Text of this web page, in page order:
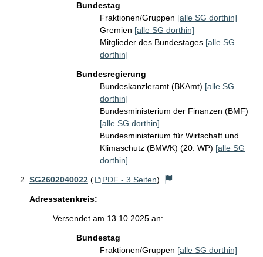
Bundestag
Fraktionen/Gruppen [alle SG dorthin]
Gremien [alle SG dorthin]
Mitglieder des Bundestages [alle SG
dorthin]
Bundesregierung
Bundeskanzleramt (BKAmt) [alle SG
dorthin]
Bundesministerium der Finanzen (BMF)
[alle SG dorthin]
Bundesministerium für Wirtschaft und
Klimaschutz (BMWK) (20. WP) [alle SG
dorthin]
SG2602040022 ( PDF - 3 Seiten)
Adressatenkreis:
Versendet am 13.10.2025 an:
Bundestag
Fraktionen/Gruppen [alle SG dorthin]